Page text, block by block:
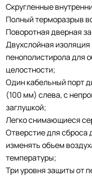
Скругленные
Полный терморазрыв
Поворотная дверная
Двухслойная изоляция
пенополистирола для
целостности;
Один кабельный порт
(100 мм) слева, с
заглушкой;
Легко снимающиеся
Отверстие для
изменять объем
температуры;
Три уровня защиты от